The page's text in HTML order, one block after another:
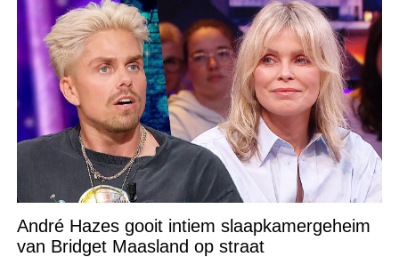
André Hazes gooit intiem slaapkamergeheim
van Bridget Maasland op straat